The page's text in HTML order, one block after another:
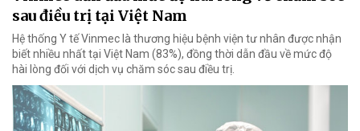
sau điều trị tại Việt Nam
Hệ thống Y tế Vinmec là thương hiệu bệnh viện tư nhân được nhận
biết nhiều nhất tại Việt Nam (83%), đồng thời dẫn đầu về mức độ
hài lòng đối với dịch vụ chăm sóc sau điều trị.